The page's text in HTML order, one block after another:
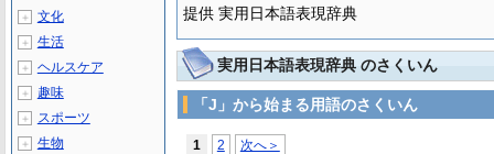
提供 実用日本語表現辞典
実用日本語表現辞典 のさくいん
「J」から始まる用語のさくいん
1 2 次へ＞
＋ 文化
＋ 生活
＋ ヘルスケア
＋ 趣味
＋ スポーツ
＋ 生物